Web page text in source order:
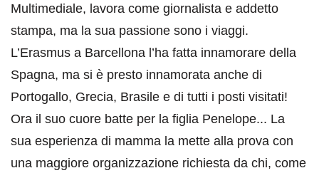
Multimediale, lavora come giornalista e addetto
stampa, ma la sua passione sono i viaggi.
L’Erasmus a Barcellona l’ha fatta innamorare della
Spagna, ma si è presto innamorata anche di
Portogallo, Grecia, Brasile e di tutti i posti visitati!
Ora il suo cuore batte per la figlia Penelope... La
sua esperienza di mamma la mette alla prova con
una maggiore organizzazione richiesta da chi, come